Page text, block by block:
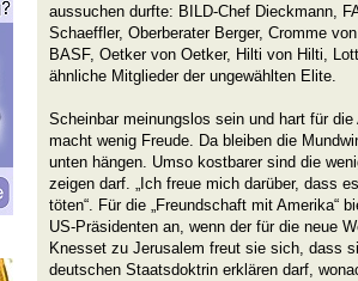
aussuchen durfte: BILD-Chef Dieckmann,
Schaeffler, Oberberater Berger, Cromme
BASF, Oetker von Oetker, Hilti von Hilti,
ähnliche Mitglieder der ungewählten Elite.
Scheinbar meinungslos sein und hart für
macht wenig Freude. Da bleiben die
unten hängen. Umso kostbarer sind die
zeigen darf. „Ich freue mich darüber, dass
töten“. Für die „Freundschaft mit Amerika“
US-Präsidenten an, wenn der für die neue
Knesset zu Jerusalem freut sie sich, dass
deutschen Staatsdoktrin erklären darf,